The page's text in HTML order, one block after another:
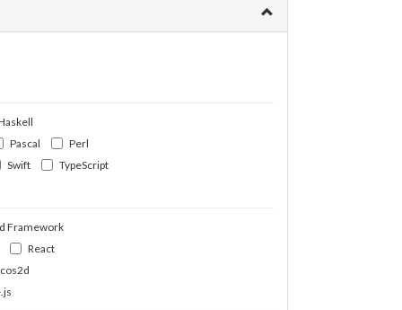
Pascal
Perl
Swift
TypeScript
Framework
React